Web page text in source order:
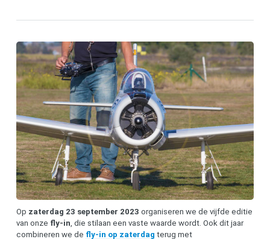
Op zaterdag 23 september 2023 organiseren we de vijfde editie
van onze fly-in, die stilaan een vaste waarde wordt. Ook dit jaar
combineren we de fly-in op zaterdag terug met